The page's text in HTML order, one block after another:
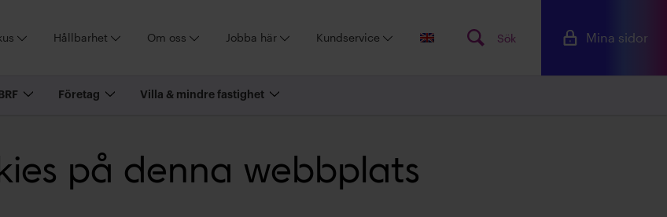
Hållbarhet Om oss Jobba här Kundservice Sök Mina sidor
BRF Företag Villa & mindre fastighet
på denna webbplats